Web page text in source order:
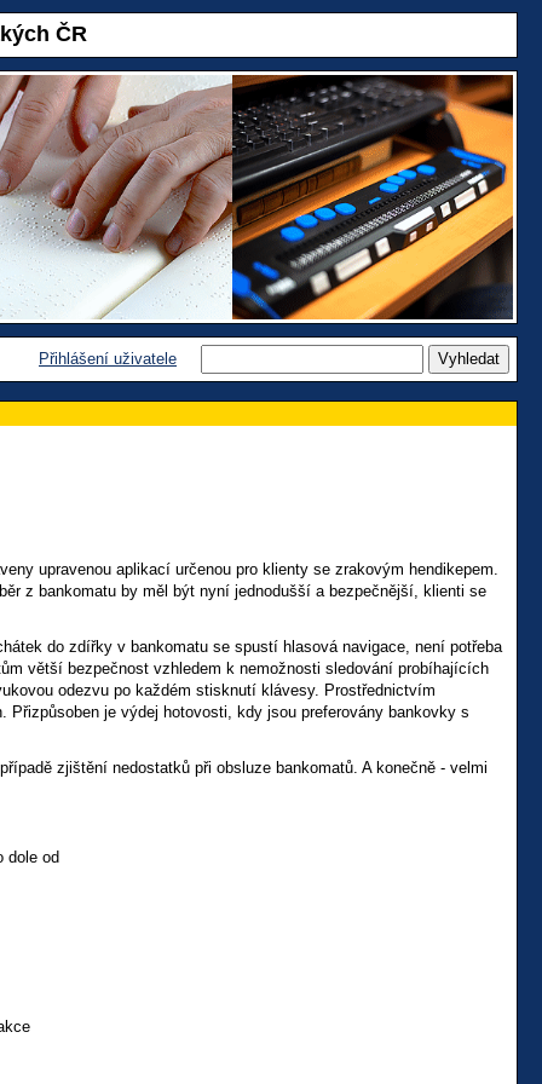
ČR
Přihlášení uživatele
upravenou aplikací určenou pro klienty se zrakovým hendikepem.
z bankomatu by měl být nyní jednodušší a bezpečnější, klienti se
do zdířky v bankomatu se spustí hlasová navigace, není potřeba
větší bezpečnost vzhledem k nemožnosti sledování probíhajících
odezvu po každém stisknutí klávesy. Prostřednictvím
je výdej hotovosti, kdy jsou preferovány bankovky s
zjištění nedostatků při obsluze bankomatů. A konečně - velmi
dole od